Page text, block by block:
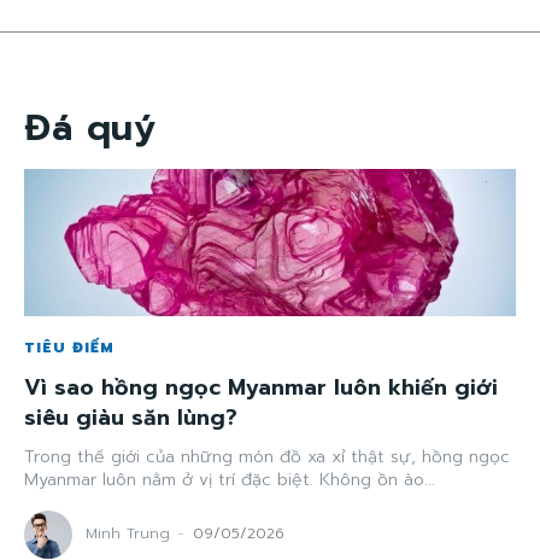
Đá quý
TIÊU ĐIỂM
Vì sao hồng ngọc Myanmar luôn khiến giới
siêu giàu săn lùng?
Trong thế giới của những món đồ xa xỉ thật sự, hồng ngọc
Myanmar luôn nằm ở vị trí đặc biệt. Không ồn ào...
Minh Trung - 09/05/2026